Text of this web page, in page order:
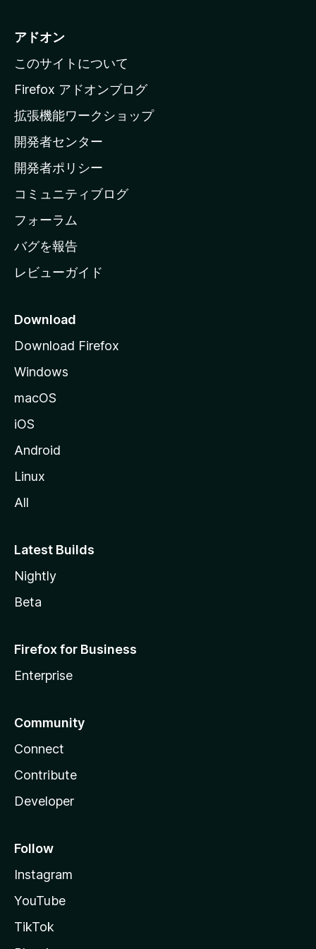
i
l
a
ホ
ー
ム
ー
ジ
へ
アドオン
このサイトについて
Firefox アドオンブログ
拡張機能ワークショップ
開発者センター
開発者ポリシー
コミュニティブログ
フォーラム
バグを報告
レビューガイド
Download
Download Firefox
Windows
macOS
iOS
Android
Linux
All
Latest Builds
Nightly
Beta
Firefox for Business
Enterprise
Community
Connect
Contribute
Developer
Follow
Instagram
YouTube
TikTok